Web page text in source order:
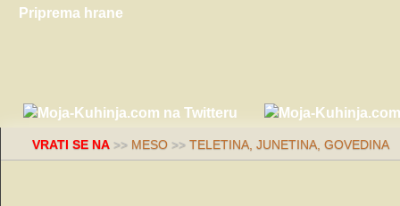
Priprema hrane
VRATI SE NA >> MESO >> TELETINA, JUNETINA, GOVEDINA